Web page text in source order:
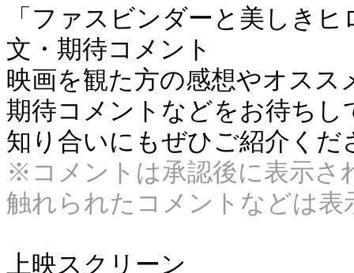
「ファスビンダーと美しき
文・期待コメント
映画を観た方の感想やオス
期待コメントなどをお待ち
知り合いにもぜひご紹介くだ
※コメントは承認後に表示さ
触れられたコメントなどは
上映スクリーン